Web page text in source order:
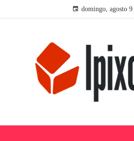
domingo, agosto 9